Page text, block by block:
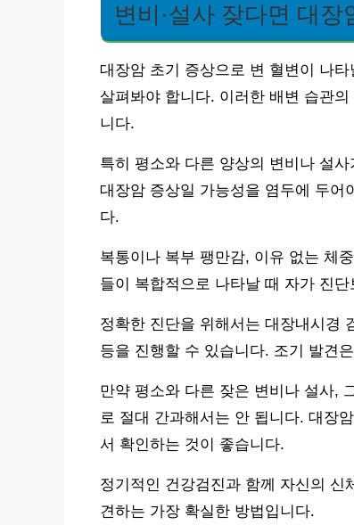
변비·설사 잦다면 대장
대장암 초기 증상으로 변 혈변이 나
살펴봐야 합니다. 이러한 배변 습관
니다.
특히 평소와 다른 양상의 변비나 설
대장암 증상일 가능성을 염두에 두어
다.
복통이나 복부 팽만감, 이유 없는 체
들이 복합적으로 나타날 때 자가 진
정확한 진단을 위해서는 대장내시경
등을 진행할 수 있습니다. 조기 발견
만약 평소와 다른 잦은 변비나 설사,
로 절대 간과해서는 안 됩니다. 대장
서 확인하는 것이 좋습니다.
정기적인 건강검진과 함께 자신의
견하는 가장 확실한 방법입니다.